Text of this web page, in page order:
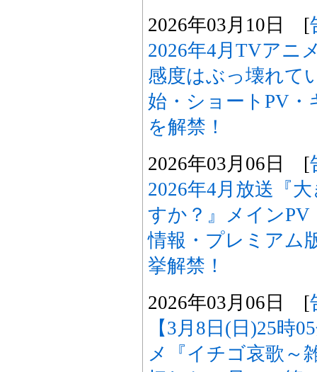
2026年03月10日 [
2026年4月TVアニ
感度はぶっ壊れて
始・ショートPV
を解禁！
2026年03月06日 [
2026年4月放送『
すか？』メインPV
情報・プレミアム
挙解禁！
2026年03月06日 [
【3月8日(日)25時
メ『イチゴ哀歌～